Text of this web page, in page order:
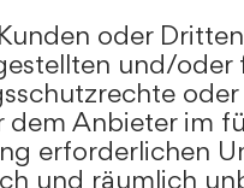
oder
und/
dem Anbieter im
erforderlichen
und räumlich